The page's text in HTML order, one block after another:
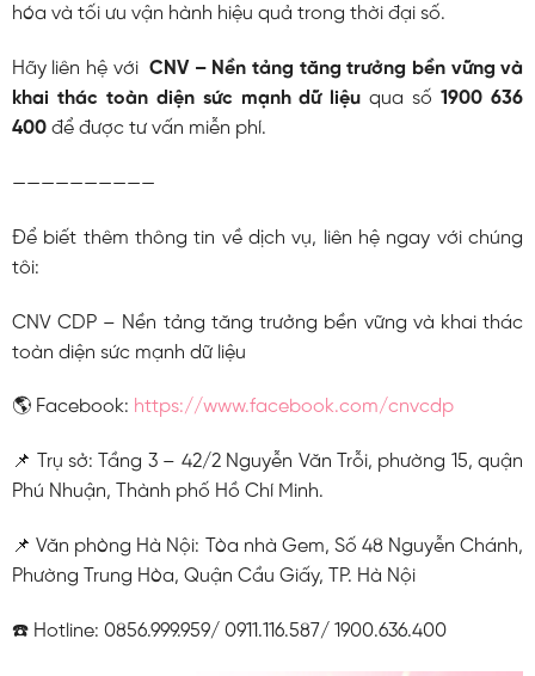
hóa và tối ưu vận hành hiệu quả trong thời đại số.
Hãy liên hệ vớiCNV – Nền tảng tăng trưởng bền vững và
khai thác toàn diện sức mạnh dữ liệu qua số1900 636
400để được tư vấn miễn phí.
——————————
Để biết thêm thông tin về dịch vụ, liên hệ ngay với chúng
tôi:
CNV CDP – Nền tảng tăng trưởng bền vững và khai thác
toàn diện sức mạnh dữ liệu
🌎 Facebook: https://www.facebook.com/cnvcdp
📌 Trụ sở: Tầng 3 – 42/2 Nguyễn Văn Trỗi, phường 15, quận
Phú Nhuận, Thành phố Hồ Chí Minh.
📌 Văn phòng Hà Nội: Tòa nhà Gem, Số 48 Nguyễn Chánh,
Phường Trung Hòa, Quận Cầu Giấy, TP. Hà Nội
☎️ Hotline: 0856.999.959/ 0911.116.587/ 1900.636.400